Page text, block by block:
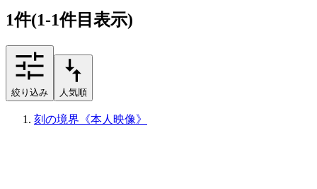
1件(1-1件目表示)
絞り込み 人気順
刻の境界《本人映像》